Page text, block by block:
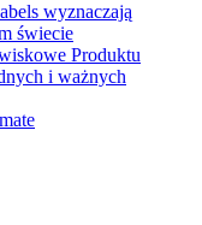
wyznaczają
świecie
Produktu
i ważnych